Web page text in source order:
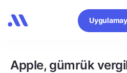
Apple, gümrük